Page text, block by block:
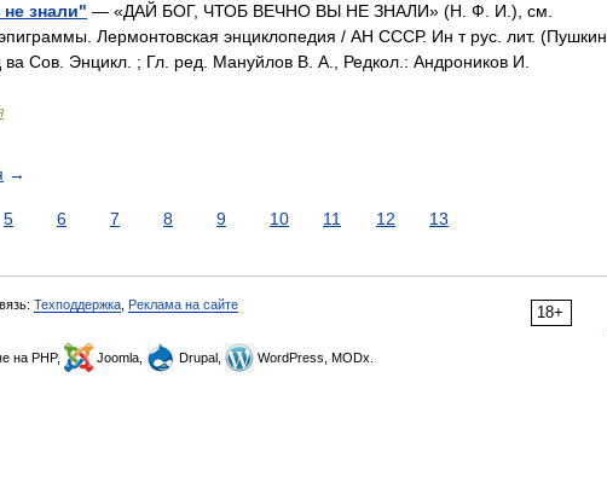
знали" — «ДАЙ БОГ, ЧТОБ ВЕЧНО ВЫ НЕ ЗНАЛИ» (Н. Ф. И.), см.
Лермонтовская энциклопедия / АН СССР. Ин т рус. лит. (Пушкин.
Сов. Энцикл. ; Гл. ред. Мануйлов В. А., Редкол.: Андроников И.
→
5 6 7 8 9 10 11 12 13
18+
Техподдержка Реклама на сайте
на PHP, Joomla, Drupal, WordPress, MODx.